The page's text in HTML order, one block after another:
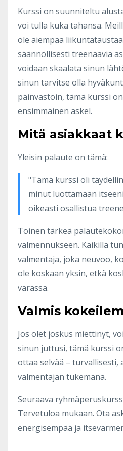
Kurssi on suunniteltu
voi tulla kuka tahansa.
ole aiempaa
säännöllisesti treenaavia
voidaan skaalata sinun
sinun tarvitse olla
päinvastoin, tämä kurssi
ensimmäinen askel.
Mitä asiakkaat
Yleisin palaute on tämä:
"Tämä kurssi oli
minut luottamaan
oikeasti osallistua
Toinen tärkeä
valmennukseen. Kaikilla
valmentaja, joka neuvoo,
ole koskaan yksin, etkä
varassa.
Valmis
Jos olet joskus miettinyt,
sinun juttusi, tämä kurssi
ottaa selvää – turvallisesti,
valmentajan tukemana.
Seuraava
Tervetuloa mukaan. Ota
energisempää ja